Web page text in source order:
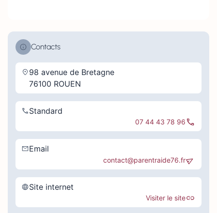
Contacts
98 avenue de Bretagne
76100 ROUEN
Standard
07 44 43 78 96
Email
contact@parentraide76.fr
Site internet
Visiter le site